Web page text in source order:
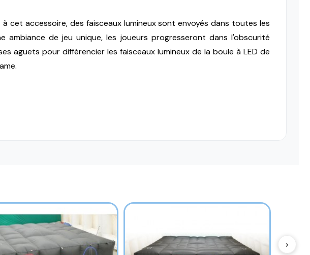
à cet accessoire,des faisceaux lumineux sont envoyés dans toutes les
de jeu unique, les joueurs progresseront dans l'obscurité
aguets pour différencier les faisceaux lumineux de la boule à LED de